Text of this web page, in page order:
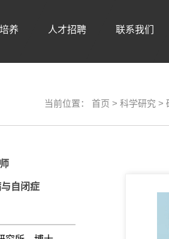
养 人才招聘 联系我们
当前位置： 首页 > 科学研究>
自闭症